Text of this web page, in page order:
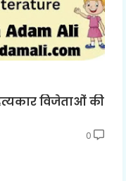
विजेताओं की
0